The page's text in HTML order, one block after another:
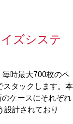
ズシステ
時最大700枚のペ
スタックします。本
ケースにそれぞれ
設計されており